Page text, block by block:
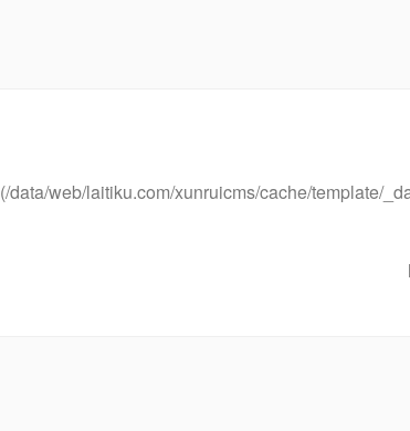
(/data/web/laitiku.com/xunruicms/cache/template/